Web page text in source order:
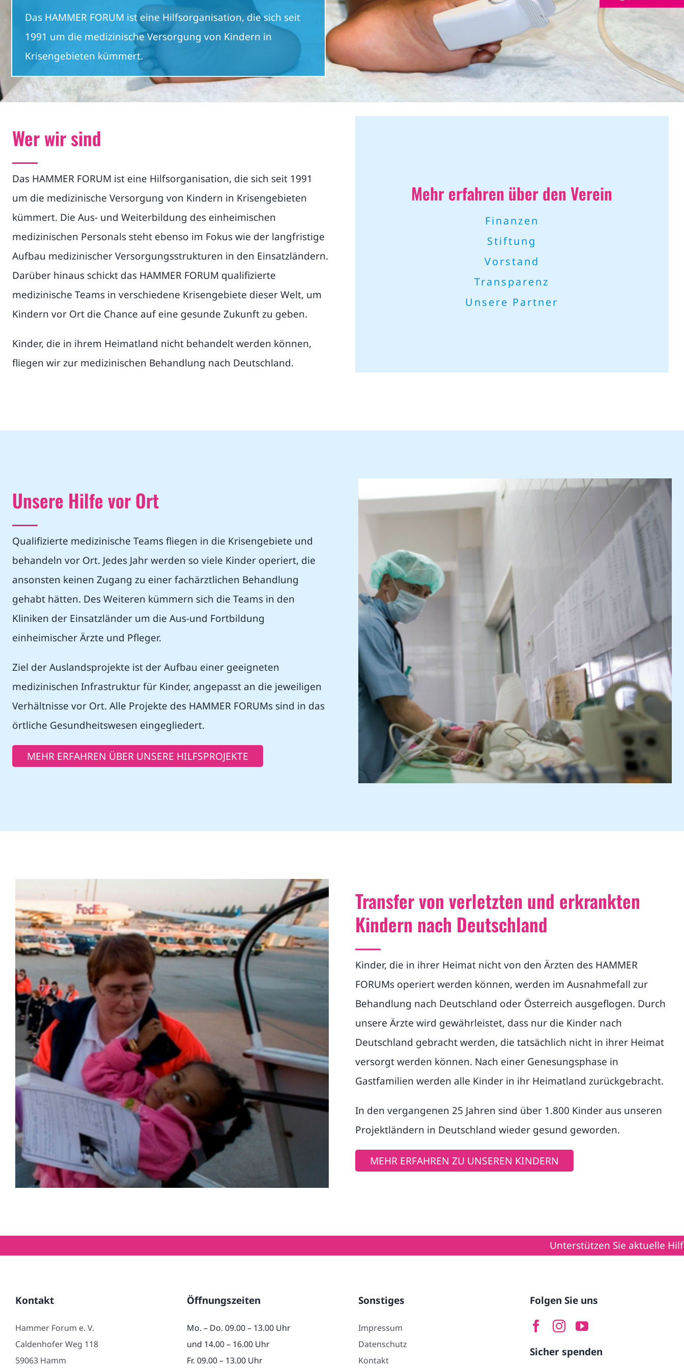
Das HAMMER FORUM ist eine Hilfsorganisation, die sich seit
1991 um die medizinische Versorgung von Kindern in
Krisengebieten kümmert.
Wer wir sind
Das HAMMER FORUM ist eine Hilfsorganisation, die sich seit 1991
um die medizinische Versorgung von Kindern in Krisengebieten
kümmert. Die Aus- und Weiterbildung des einheimischen
medizinischen Personals steht ebenso im Fokus wie der langfristige
Aufbau medizinischer Versorgungsstrukturen in den Einsatzländern.
Darüber hinaus schickt das HAMMER FORUM qualifizierte
medizinische Teams in verschiedene Krisengebiete dieser Welt, um
Kindern vor Ort die Chance auf eine gesunde Zukunft zu geben.
Kinder, die in ihrem Heimatland nicht behandelt werden können,
fliegen wir zur medizinischen Behandlung nach Deutschland.
Mehr erfahren über den Verein
Finanzen
Stiftung
Vorstand
Transparenz
Unsere Partner
Unsere Hilfe vor Ort
Qualifizierte medizinische Teams fliegen in die Krisengebiete und
behandeln vor Ort. Jedes Jahr werden so viele Kinder operiert, die
ansonsten keinen Zugang zu einer fachärztlichen Behandlung
gehabt hätten. Des Weiteren kümmern sich die Teams in den
Kliniken der Einsatzländer um die Aus-und Fortbildung
einheimischer Ärzte und Pfleger.
Ziel der Auslandsprojekte ist der Aufbau einer geeigneten
medizinischen Infrastruktur für Kinder, angepasst an die jeweiligen
Verhältnisse vor Ort. Alle Projekte des HAMMER FORUMs sind in das
örtliche Gesundheitswesen eingegliedert.
MEHR ERFAHREN ÜBER UNSERE HILFSPROJEKTE
Transfer von verletzten und erkrankten
Kindern nach Deutschland
Kinder, die in ihrer Heimat nicht von den Ärzten des HAMMER
FORUMs operiert werden können, werden im Ausnahmefall zur
Behandlung nach Deutschland oder Österreich ausgeflogen. Durch
unsere Ärzte wird gewährleistet, dass nur die Kinder nach
Deutschland gebracht werden, die tatsächlich nicht in ihrer Heimat
versorgt werden können. Nach einer Genesungsphase in
Gastfamilien werden alle Kinder in ihr Heimatland zurückgebracht.
In den vergangenen 25 Jahren sind über 1.800 Kinder aus unseren
Projektländern in Deutschland wieder gesund geworden.
MEHR ERFAHREN ZU UNSEREN KINDERN
Unterstützen Sie aktuelle Hilfsprojekte im
Kontakt
Hammer Forum e. V.
Caldenhofer Weg 118
59063 Hamm
Öffnungszeiten
Mo. – Do. 09.00 – 13.00 Uhr
und 14.00 – 16.00 Uhr
Fr. 09.00 – 13.00 Uhr
Sonstiges
Impressum
Datenschutz
Kontakt
Folgen Sie uns
Sicher spenden